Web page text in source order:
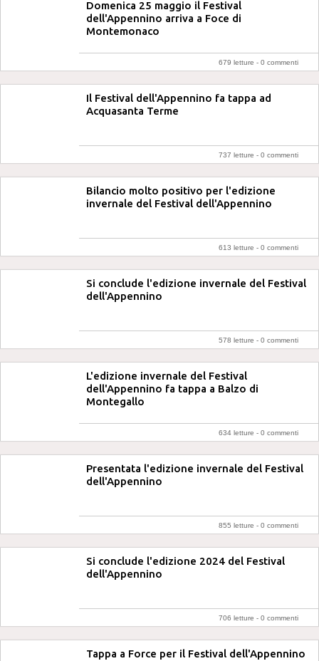
Domenica 25 maggio il Festival
dell'Appennino arriva a Foce di
Montemonaco
679 letture - 0 commenti
Il Festival dell'Appennino fa tappa ad
Acquasanta Terme
737 letture - 0 commenti
Bilancio molto positivo per l'edizione
invernale del Festival dell'Appennino
613 letture - 0 commenti
Si conclude l'edizione invernale del Festival
dell'Appennino
578 letture - 0 commenti
L'edizione invernale del Festival
dell'Appennino fa tappa a Balzo di
Montegallo
634 letture - 0 commenti
Presentata l'edizione invernale del Festival
dell'Appennino
855 letture - 0 commenti
Si conclude l'edizione 2024 del Festival
dell'Appennino
706 letture - 0 commenti
Tappa a Force per il Festival dell'Appennino